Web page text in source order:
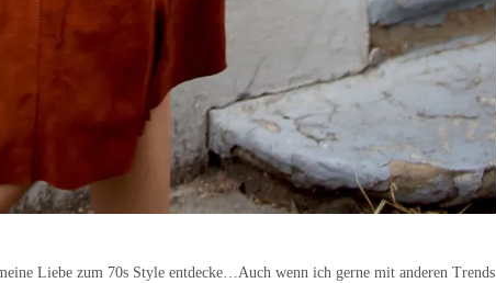
Liebe zum 70s Style entdecke…Auch wenn ich gerne mit anderen Trends